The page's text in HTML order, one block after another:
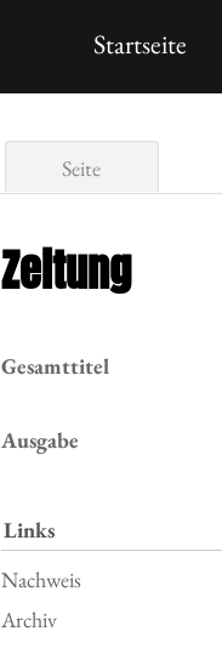
Startseite
Seite
Zeitung
Gesamttitel
Ausgabe
Links
Nachweis
Archiv